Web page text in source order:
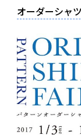
オーダーシャ